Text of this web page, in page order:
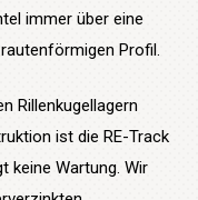
immer über eine
Profil.
Rillenkugellagern
ist die RE-Track
keine Wartung. Wir